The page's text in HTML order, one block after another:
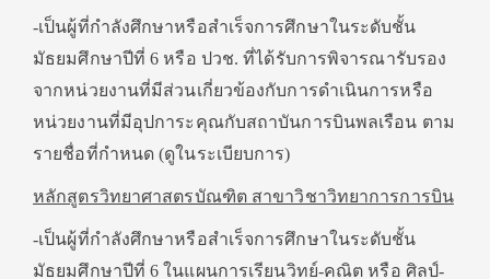
-เป็นผู้ที่กำลังศึกษาหรือสำเร็จการศึกษาในระดับชั้น
มัธยมศึกษาปีที่ 6 หรือ ปวช. ที่ได้รับการพิจารณารับรอง
จากหน่วยงานที่มีส่วนเกี่ยวข้องกับการดำเนินการหรือ
หน่วยงานที่มีอุปการะคุณกับสถาบันการบินพลเรือน ตาม
รายชื่อที่กำหนด (ดูในระเบียบการ)
หลักสูตรวิทยาศาสตรบัณฑิต สาขาวิชาวิทยาการการบิน
-เป็นผู้ที่กำลังศึกษาหรือสำเร็จการศึกษาในระดับชั้น
มัธยมศึกษาปีที่ 6 ในแผนการเรียนวิทย์-คณิต หรือ ศิลป์-